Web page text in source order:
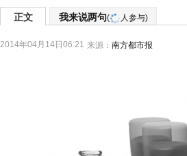
正文 我来说两句( 人参与)
2014年04月14日06:21 来源： 南方都市报